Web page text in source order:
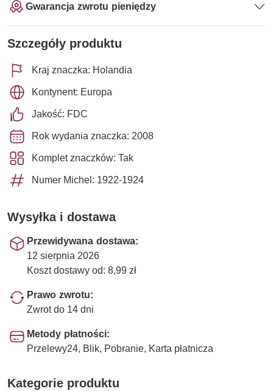
Gwarancja zwrotu pieniędzy
Szczegóły produktu
Kraj znaczka: Holandia
Kontynent: Europa
Jakość: FDC
Rok wydania znaczka: 2008
Komplet znaczków: Tak
Numer Michel: 1922-1924
Wysyłka i dostawa
Przewidywana dostawa:
12 sierpnia 2026
Koszt dostawy od: 8,99 zł
Prawo zwrotu:
Zwrot do 14 dni
Metody płatności:
Przelewy24, Blik, Pobranie, Karta płatnicza
Kategorie produktu